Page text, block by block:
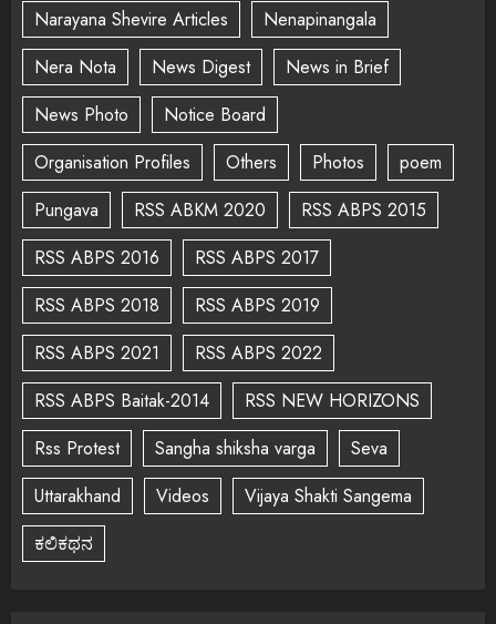
Narayana Shevire Articles
Nenapinangala
Nera Nota
News Digest
News in Brief
News Photo
Notice Board
Organisation Profiles
Others Photos
poem
Pungava
RSS ABKM 2020
RSS ABPS 2015
RSS ABPS 2016
RSS ABPS 2017
RSS ABPS 2018
RSS ABPS 2019
RSS ABPS 2021
RSS ABPS 2022
RSS ABPS Baitak-2014
RSS NEW HORIZONS
Rss Protest
Sangha shiksha varga
Seva
Uttarakhand
Videos
Vijaya Shakti Sangema
ಕಲಿಕಥನ